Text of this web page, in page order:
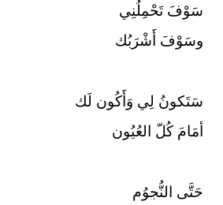
سَوْفَ تَحْمِلُنِي
وسَوْفَ أَشْرَبُك
سَتَكونُ لِي وَأَكُون لَك
أمَامَ كُلّ العُيُون
حَتَّى النُّجوُم